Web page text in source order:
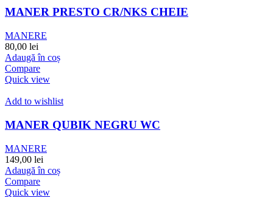
MANER PRESTO CR/NKS CHEIE
MANERE
80,00 lei
Adaugă în coș
Compare
Quick view
Add to wishlist
MANER QUBIK NEGRU WC
MANERE
149,00 lei
Adaugă în coș
Compare
Quick view